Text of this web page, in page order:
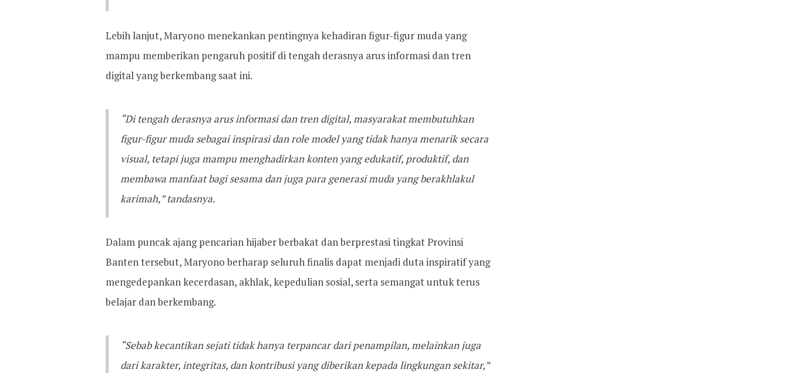
Lebih lanjut, Maryono menekankan pentingnya kehadiran figur-figur muda yang
mampu memberikan pengaruh positif di tengah derasnya arus informasi dan tren
digital yang berkembang saat ini.
“Di tengah derasnya arus informasi dan tren digital, masyarakat membutuhkan
figur-figur muda sebagai inspirasi dan role model yang tidak hanya menarik secara
visual, tetapi juga mampu menghadirkan konten yang edukatif, produktif, dan
membawa manfaat bagi sesama dan juga para generasi muda yang berakhlakul
karimah,” tandasnya.
Dalam puncak ajang pencarian hijaber berbakat dan berprestasi tingkat Provinsi
Banten tersebut, Maryono berharap seluruh finalis dapat menjadi duta inspiratif yang
mengedepankan kecerdasan, akhlak, kepedulian sosial, serta semangat untuk terus
belajar dan berkembang.
“Sebab kecantikan sejati tidak hanya terpancar dari penampilan, melainkan juga
dari karakter, integritas, dan kontribusi yang diberikan kepada lingkungan sekitar,”